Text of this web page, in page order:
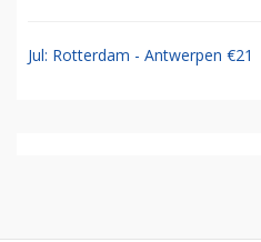
Jul: Rotterdam - Antwerpen €21